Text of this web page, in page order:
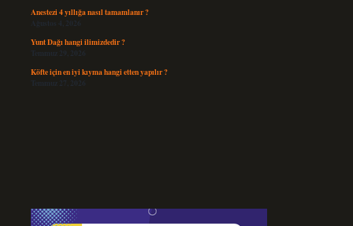
Anestezi 4 yıllığa nasıl tamamlanır ?
Ağustos 4, 2026
Yunt Dağı hangi ilimizdedir ?
Temmuz 29, 2026
Köfte için en iyi kıyma hangi etten yapılır ?
Temmuz 27, 2026